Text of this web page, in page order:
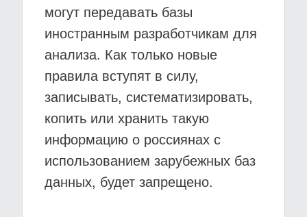
могут передавать базы
иностранным разработчикам для
анализа. Как только новые
правила вступят в силу,
записывать, систематизировать,
копить или хранить такую
информацию о россиянах с
использованием зарубежных баз
данных, будет запрещено.